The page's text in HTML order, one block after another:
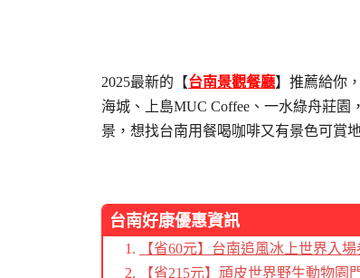
2025最新的【台南景觀餐廳】推薦給你
海城、上島MUC Coffee、一水綠舟莊
景，想找台南用餐喝咖啡又有景色可賞
台南好康優惠資訊
【省60元】台南追風冰上世界入
【省215元】頑皮世界野生動物園